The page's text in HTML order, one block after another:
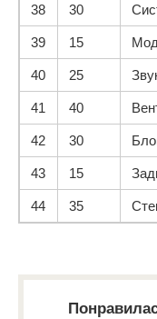
38 30
39 15
40 25
41 40
42 30
43 15
44 35